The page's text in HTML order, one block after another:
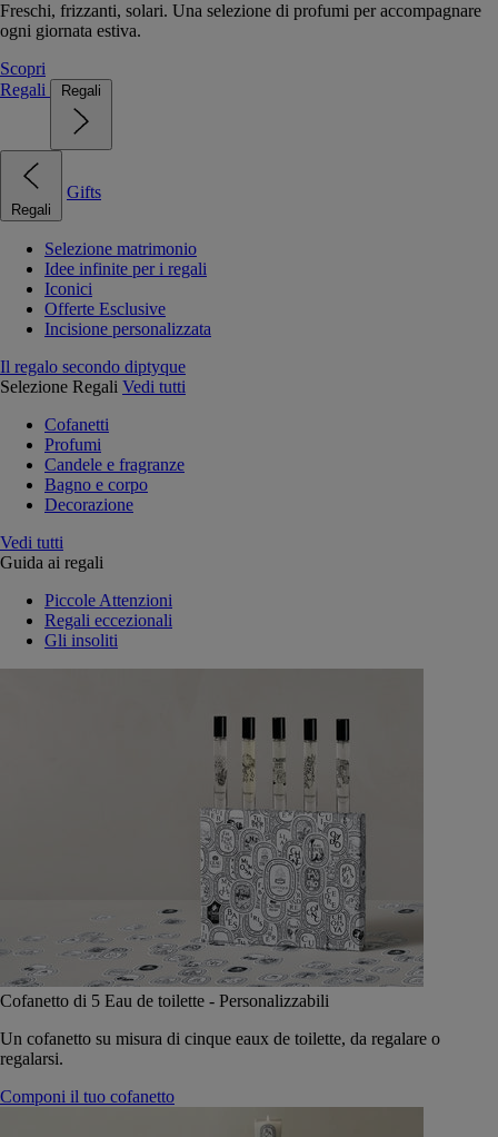
Freschi, frizzanti, solari. Una selezione di profumi per accompagnare
ogni giornata estiva.
Scopri
Regali
Regali
Regali
Gifts
Selezione matrimonio
Idee infinite per i regali
Iconici
Offerte Esclusive
Incisione personalizzata
Il regalo secondo diptyque
Selezione Regali Vedi tutti
Cofanetti
Profumi
Candele e fragranze
Bagno e corpo
Decorazione
Vedi tutti
Guida ai regali
Piccole Attenzioni
Regali eccezionali
Gli insoliti
Cofanetto di 5 Eau de toilette - Personalizzabili
Un cofanetto su misura di cinque eaux de toilette, da regalare o
regalarsi.
Componi il tuo cofanetto